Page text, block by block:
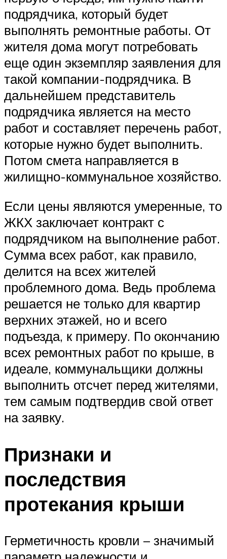
подрядчика, который будет
выполнять ремонтные работы. От
жителя дома могут потребовать
еще один экземпляр заявления для
такой компании-подрядчика. В
дальнейшем представитель
подрядчика является на место
работ и составляет перечень работ,
которые нужно будет выполнить.
Потом смета направляется в
жилищно-коммунальное хозяйство.
Если цены являются умеренные, то
ЖКХ заключает контракт с
подрядчиком на выполнение работ.
Сумма всех работ, как правило,
делится на всех жителей
проблемного дома. Ведь проблема
решается не только для квартир
верхних этажей, но и всего
подъезда, к примеру. По окончанию
всех ремонтных работ по крыше, в
идеале, коммунальщики должны
выполнить отсчет перед жителями,
тем самым подтвердив свой ответ
на заявку.
Признаки и
последствия
протекания крыши
Герметичность кровли – значимый